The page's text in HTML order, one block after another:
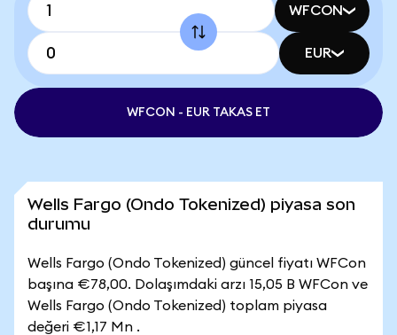
WFCON
EUR
WFCON - EUR TAKAS ET
Wells Fargo (Ondo Tokenized) piyasa son
durumu
Wells Fargo (Ondo Tokenized) güncel fiyatı WFCon
başına €78,00. Dolaşımdaki arzı 15,05 B WFCon ve
Wells Fargo (Ondo Tokenized) toplam piyasa
değeri €1,17 Mn .